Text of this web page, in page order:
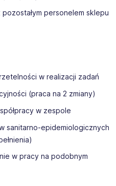
Zakładem Rozbioru
I SZYMON.
i wygodę zakupów.
osoby na stanowisko -
personelem sklepu
w realizacji zadań
(praca na 2 zmiany)
w zespole
sanitarno-epidemiologicznych
w pracy na podobnym